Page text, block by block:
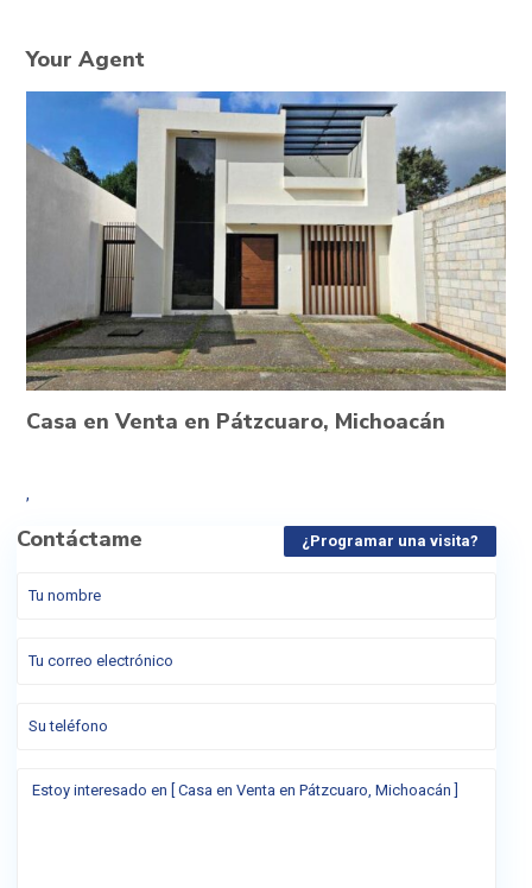
Your Agent
Casa en Venta en Pátzcuaro, Michoacán
,
Contáctame ¿Programar una visita?